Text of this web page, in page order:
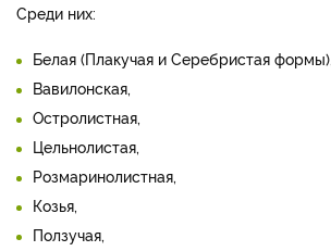
Среди них:
Белая (Плакучая и Серебристая формы),
Вавилонская,
Остролистная,
Цельнолистая,
Розмаринолистная,
Козья,
Ползучая,